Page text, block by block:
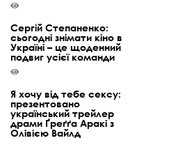
Сергій Степаненко:
сьогодні знімати кіно в
Україні – це щоденний
подвиг усієї команди
Я хочу від тебе сексу:
презентовано
український трейлер
драми Ґреґґа Аракі з
Олівією Вайлд